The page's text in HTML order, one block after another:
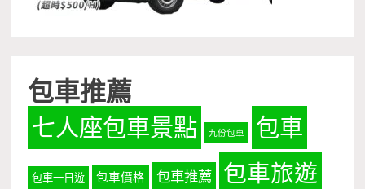
包車推薦
七人座包車景點 九份包車 包車
包車一日遊 包車價格 包車推薦 包車旅遊